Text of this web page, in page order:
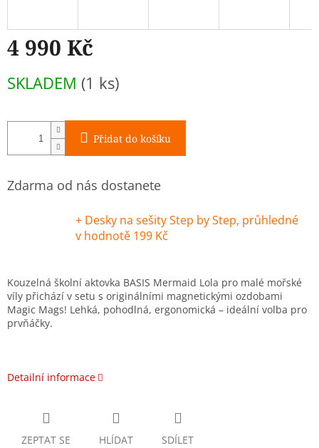
4 990 Kč
cena:
SKLADEM (1 ks)
Přidat do košíku
Zdarma od nás dostanete
+ Desky na sešity Step by Step, průhledné
v hodnotě 199 Kč
Kouzelná školní aktovka BASIS Mermaid Lola pro malé mořské
víly přichází v setu s originálními magnetickými ozdobami
Magic Mags! Lehká, pohodlná, ergonomická – ideální volba pro
prvňáčky.
Detailní informace
ZEPTAT SE HLÍDAT SDÍLET